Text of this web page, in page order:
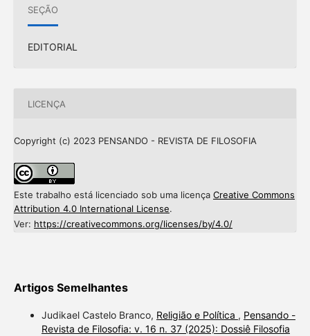
SEÇÃO
EDITORIAL
LICENÇA
Copyright (c) 2023 PENSANDO - REVISTA DE FILOSOFIA
Este trabalho está licenciado sob uma licença Creative Commons
Attribution 4.0 International License.
Ver: https://creativecommons.org/licenses/by/4.0/
Artigos Semelhantes
Judikael Castelo Branco, Religião e Política , Pensando -
Revista de Filosofia: v. 16 n. 37 (2025): Dossiê Filosofia